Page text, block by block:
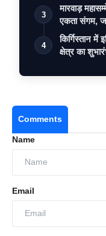
3
मारवाड़
एकता संगम,
4
किर्गिस्तान में
क्षेत्र का
Comments
Name
Email